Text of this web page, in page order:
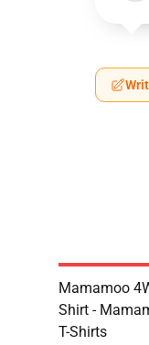
Mamamoo
Shirt -
T-Shirts